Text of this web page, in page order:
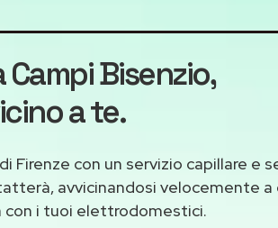
Bisenzio,
a te.
Firenze con un servizio capillare e
avvicinandosi velocemente a
con i tuoi elettrodomestici.